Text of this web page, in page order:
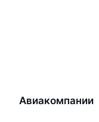
Авиакомпании